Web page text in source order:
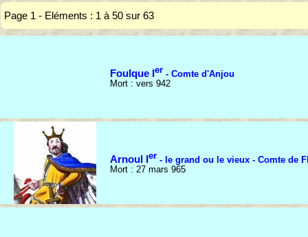
Page 1 - Eléments : 1 à 50 sur 63
Foulque Ier - Comte d'Anjou
Mort : vers 942
Arnoul Ier - le grand ou le vieux - Comte de
Mort : 27 mars 965